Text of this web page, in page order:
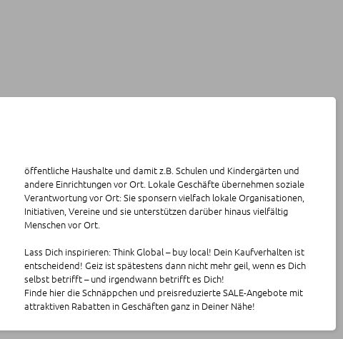
öffentliche Haushalte und damit z.B. Schulen und Kindergärten und
andere Einrichtungen vor Ort. Lokale Geschäfte übernehmen soziale
Verantwortung vor Ort: Sie sponsern vielfach lokale Organisationen,
Initiativen, Vereine und sie unterstützen darüber hinaus vielfältig
Menschen vor Ort.
Lass Dich inspirieren: Think Global – buy local! Dein Kaufverhalten ist
entscheidend! Geiz ist spätestens dann nicht mehr geil, wenn es Dich
selbst betrifft – und irgendwann betrifft es Dich!
Finde hier die Schnäppchen und preisreduzierte SALE-Angebote mit
attraktiven Rabatten in Geschäften ganz in Deiner Nähe!